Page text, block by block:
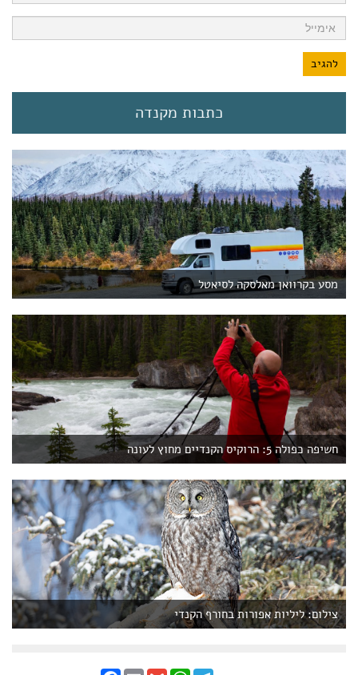
כתבות מקנדה
מסע בקרוואן מאלסקה לסיאטל
חשיפה כפולה 5: הרוקיס הקנדיים מחוץ לעונה
צילום: ליליות אפורות בחורף הקנדי